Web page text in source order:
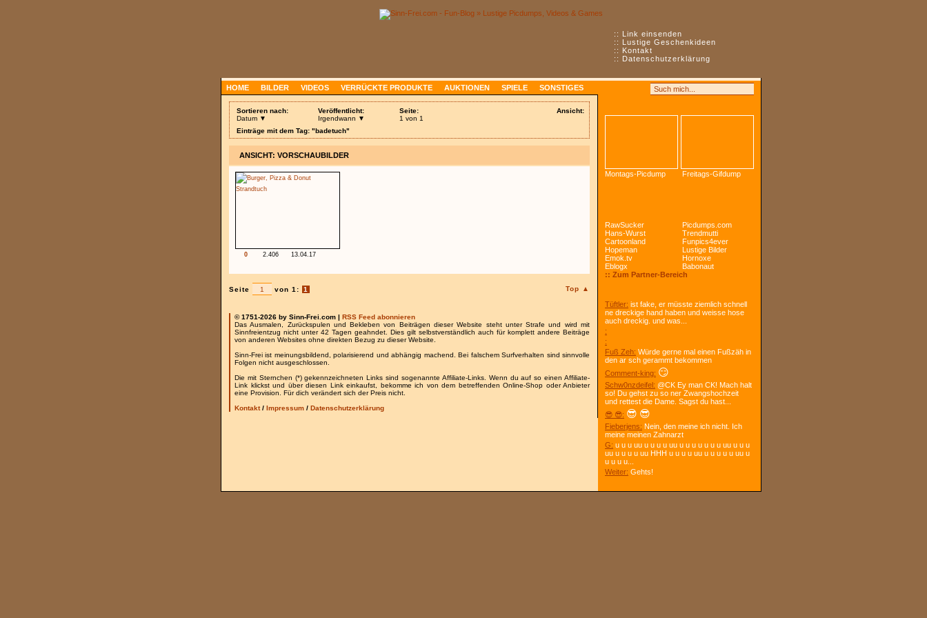
:: Link einsenden
:: Lustige Geschenkideen
:: Kontakt
:: Datenschutzerklärung
HOME BILDER VIDEOS VERRÜCKTE PRODUKTE AUKTIONEN SPIELE SONSTIGES
Ansicht:
Sortieren nach:
Datum ▼
Veröffentlicht:
Irgendwann ▼
Seite:
1 von 1
Einträge mit dem Tag: "badetuch"
ANSICHT: VORSCHAUBILDER
0 2.406 13.04.17
Top ▲
Seite von 1: 1
© 1751-2026 by Sinn-Frei.com | RSS Feed abonnieren
Das Ausmalen, Zurückspulen und Bekleben von Beiträgen dieser Website steht unter Strafe und wird mit
Sinnfreientzug nicht unter 42 Tagen geahndet. Dies gilt selbstverständlich auch für komplett andere Beiträge
von anderen Websites ohne direkten Bezug zu dieser Website.
Sinn-Frei ist meinungsbildend, polarisierend und abhängig machend. Bei falschem Surfverhalten sind sinnvolle
Folgen nicht ausgeschlossen.
Die mit Sternchen (*) gekennzeichneten Links sind sogenannte Affiliate-Links. Wenn du auf so einen Affiliate-
Link klickst und über diesen Link einkaufst, bekomme ich von dem betreffenden Online-Shop oder Anbieter
eine Provision. Für dich verändert sich der Preis nicht.
Kontakt/ Impressum / Datenschutzerklärung
Montags-Picdump Freitags-Gifdump
RawSucker
Picdumps.com
Hans-Wurst
Trendmutti
Cartoonland
Funpics4ever
Hopeman
Lustige Bilder
Emok.tv
Hornoxe
Eblogx
Babonaut
:: Zum Partner-Bereich
Tüftler: ist fake, er müsste ziemlich schnell
ne dreckige hand haben und weisse hose
auch dreckig. und was...
:
:
Fuß Zeh: Würde gerne mal einen Fußzäh in
den ar sch gerammt bekommen
Comment-king: 😏
Schw0nzdeifel: @CK Ey man CK! Mach halt
so! Du gehst zu so ner Zwangshochzeit
und rettest die Dame. Sagst du hast...
😎 😎: 😎 😎
Fieberjens: Nein, den meine ich nicht. Ich
meine meinen Zahnarzt
G: u u u uu u u u u uu u u u u u u u uu u u u
uu u u u u uu HHH u u u u uu u u u u u uu u
u u u u...
Weiter: Gehts!